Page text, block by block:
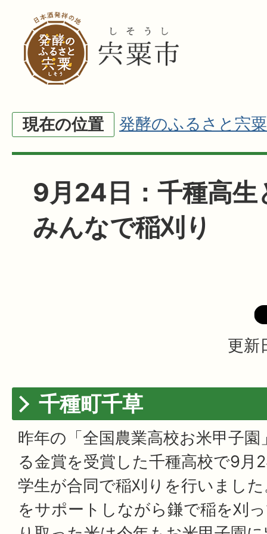
現在の位置 発酵のふるさと宍粟
9月24日：千種高生
みんなで稲刈り
更新
千種町千草
昨年の「全国農業高校お米甲子
る金賞を受賞した千種高校で9月
学生が合同で稲刈りを行いまし
をサポートしながら鎌で稲を刈